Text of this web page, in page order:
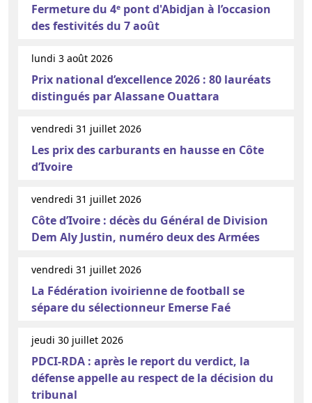
Fermeture du 4ᵉ pont d'Abidjan à l’occasion
des festivités du 7 août
lundi 3 août 2026
Prix national d’excellence 2026 : 80 lauréats
distingués par Alassane Ouattara
vendredi 31 juillet 2026
Les prix des carburants en hausse en Côte
d’Ivoire
vendredi 31 juillet 2026
Côte d’Ivoire : décès du Général de Division
Dem Aly Justin, numéro deux des Armées
vendredi 31 juillet 2026
La Fédération ivoirienne de football se
sépare du sélectionneur Emerse Faé
jeudi 30 juillet 2026
PDCI-RDA : après le report du verdict, la
défense appelle au respect de la décision du
tribunal